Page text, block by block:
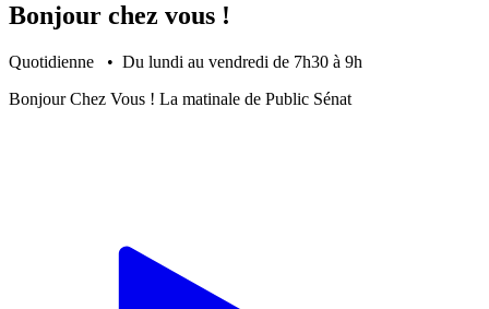
Bonjour chez vous !
Quotidienne • Du lundi au vendredi de 7h30 à 9h
Bonjour Chez Vous ! La matinale de Public Sénat